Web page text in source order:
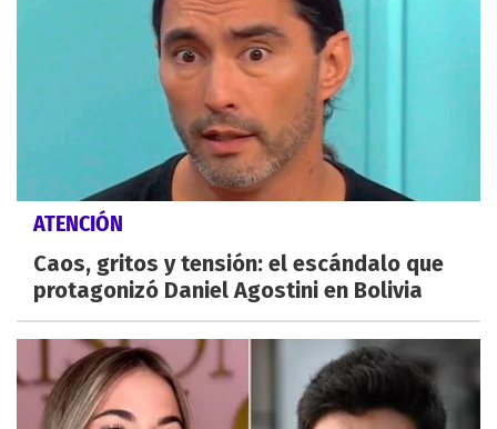
ATENCIÓN
Caos, gritos y tensión: el escándalo que
protagonizó Daniel Agostini en Bolivia